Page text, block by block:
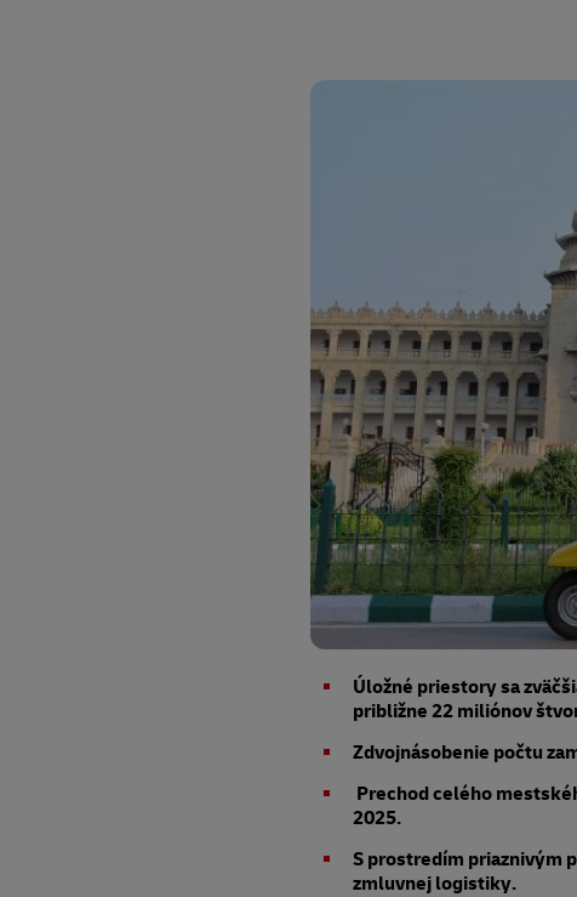
Úložné priestory sa
približne 22 miliónov
Zdvojnásobenie počtu
Prechod celého
2025.
S prostredím priaznivým
zmluvnej logistiky.